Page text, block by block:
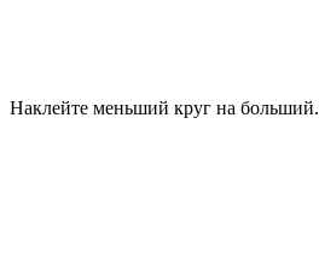
Наклейте меньший круг на больший.